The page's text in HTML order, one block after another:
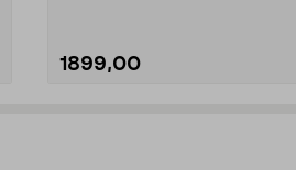
1899,00